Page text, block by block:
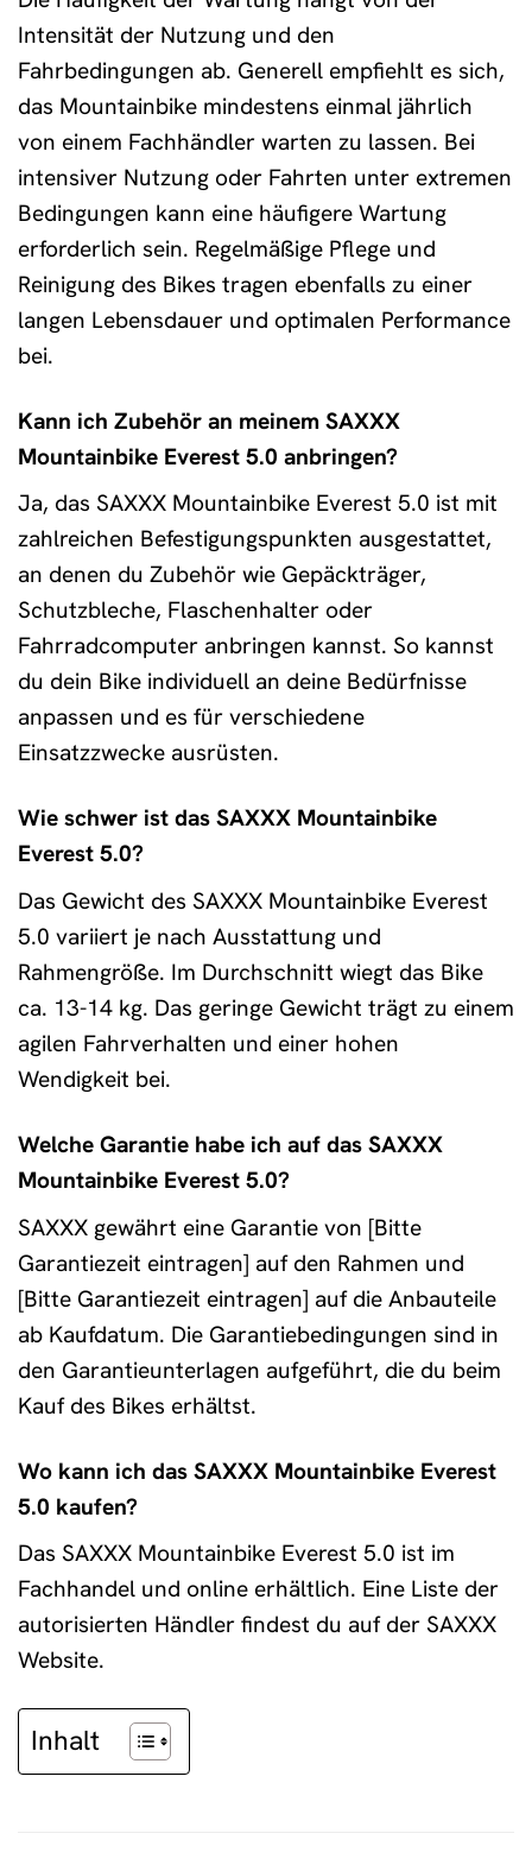
Intensität der Nutzung und den
Fahrbedingungen ab. Generell empfiehlt es sich,
das Mountainbike mindestens einmal jährlich
von einem Fachhändler warten zu lassen. Bei
intensiver Nutzung oder Fahrten unter extremen
Bedingungen kann eine häufigere Wartung
erforderlich sein. Regelmäßige Pflege und
Reinigung des Bikes tragen ebenfalls zu einer
langen Lebensdauer und optimalen Performance
bei.
Kann ich Zubehör an meinem SAXXX
Mountainbike Everest 5.0 anbringen?
Ja, das SAXXX Mountainbike Everest 5.0 ist mit
zahlreichen Befestigungspunkten ausgestattet,
an denen du Zubehör wie Gepäckträger,
Schutzbleche, Flaschenhalter oder
Fahrradcomputer anbringen kannst. So kannst
du dein Bike individuell an deine Bedürfnisse
anpassen und es für verschiedene
Einsatzzwecke ausrüsten.
Wie schwer ist das SAXXX Mountainbike
Everest 5.0?
Das Gewicht des SAXXX Mountainbike Everest
5.0 variiert je nach Ausstattung und
Rahmengröße. Im Durchschnitt wiegt das Bike
ca. 13-14 kg. Das geringe Gewicht trägt zu einem
agilen Fahrverhalten und einer hohen
Wendigkeit bei.
Welche Garantie habe ich auf das SAXXX
Mountainbike Everest 5.0?
SAXXX gewährt eine Garantie von [Bitte
Garantiezeit eintragen] auf den Rahmen und
[Bitte Garantiezeit eintragen] auf die Anbauteile
ab Kaufdatum. Die Garantiebedingungen sind in
den Garantieunterlagen aufgeführt, die du beim
Kauf des Bikes erhältst.
Wo kann ich das SAXXX Mountainbike Everest
5.0 kaufen?
Das SAXXX Mountainbike Everest 5.0 ist im
Fachhandel und online erhältlich. Eine Liste der
autorisierten Händler findest du auf der SAXXX
Website.
Inhalt